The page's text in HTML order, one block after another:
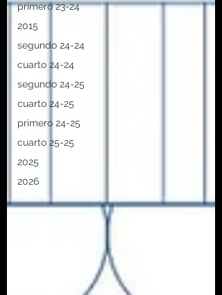
primero 23-24
2015
segundo 24-24
cuarto 24-24
segundo 24-25
cuarto 24-25
primero 24-25
cuarto 25-25
2025
2026